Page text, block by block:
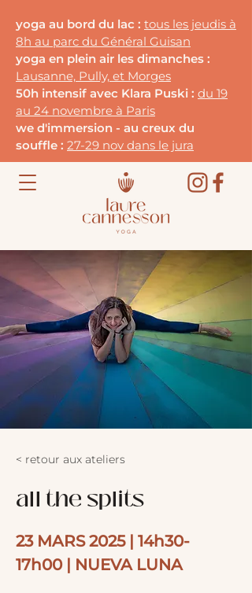
yoga au bord du lac : tous les jeudis à
8h au parc du Général Guisan
yoga en plein air les dimanches :
Lausanne, Pully, et Morges
50h intensif avec Klara Puski : du 19
au 24 novembre à Paris
we d'immersion - au creux du
souffle : 27-29 nov dans le jura
< retour aux ateliers
all the splits
23 MARS 2025 | 14h30-
17h00 | NUEVA LUNA